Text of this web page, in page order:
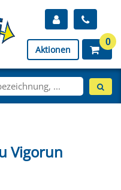
Aktionen
0
Vigorun